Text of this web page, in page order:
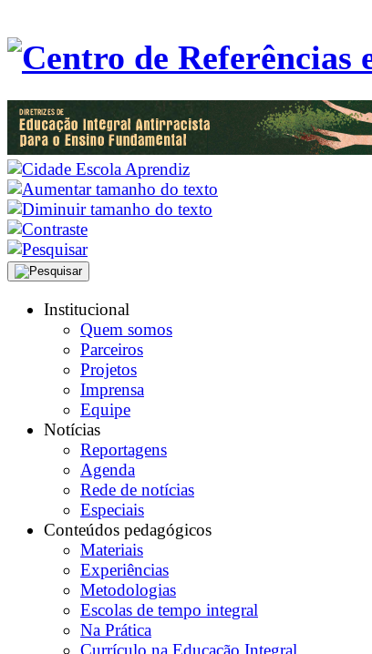
Institucional
Quem somos
Parceiros
Projetos
Imprensa
Equipe
Notícias
Reportagens
Agenda
Rede de notícias
Especiais
Conteúdos pedagógicos
Materiais
Experiências
Metodologias
Escolas de tempo integral
Na Prática
Currículo na Educação Integral